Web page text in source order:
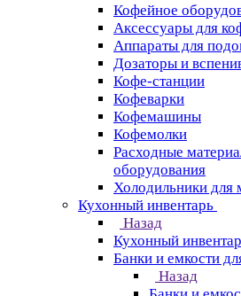
Кофейное
Аксессуары для
Аппараты для
Дозаторы и
Кофе-станции
Кофеварки
Кофемашины
Кофемолки
Расходные
оборудования
Холодильники для
Кухонный инвентарь
Назад
Кухонный
Банки и емкости
Назад